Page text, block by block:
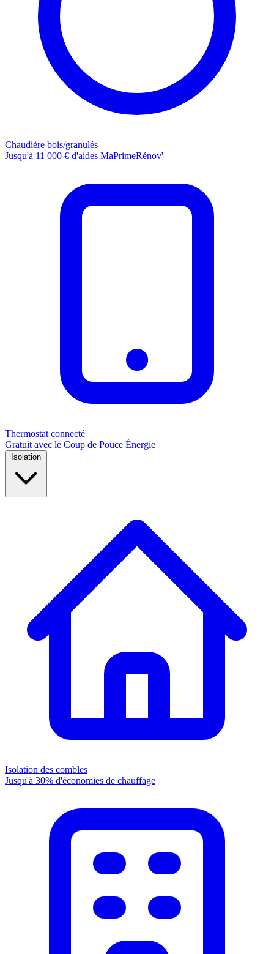
Chaudière bois/granulés
Jusqu'à 11 000 € d'aides MaPrimeRénov'
Thermostat connecté
Gratuit avec le Coup de Pouce Énergie
Isolation des combles
Jusqu'à 30% d'économies de chauffage